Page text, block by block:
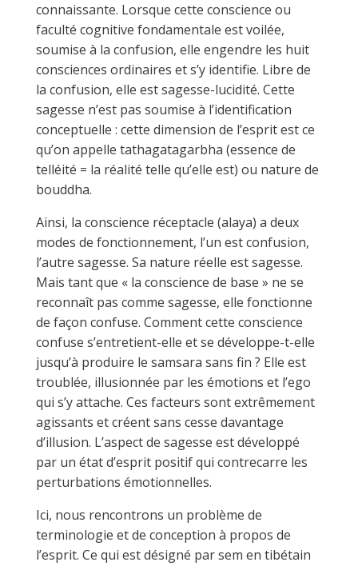
connaissante. Lorsque cette conscience ou
faculté cognitive fondamentale est voilée,
soumise à la confusion, elle engendre les huit
consciences ordinaires et s’y identifie. Libre de
la confusion, elle est sagesse-lucidité. Cette
sagesse n’est pas soumise à l’identification
conceptuelle : cette dimension de l’esprit est ce
qu’on appelle tathagatagarbha (essence de
telléité = la réalité telle qu’elle est) ou nature de
bouddha.
Ainsi, la conscience réceptacle (alaya) a deux
modes de fonctionnement, l’un est confusion,
l’autre sagesse. Sa nature réelle est sagesse.
Mais tant que « la conscience de base » ne se
reconnaît pas comme sagesse, elle fonctionne
de façon confuse. Comment cette conscience
confuse s’entretient-elle et se développe-t-elle
jusqu’à produire le samsara sans fin ? Elle est
troublée, illusionnée par les émotions et l’ego
qui s’y attache. Ces facteurs sont extrêmement
agissants et créent sans cesse davantage
d’illusion. L’aspect de sagesse est développé
par un état d’esprit positif qui contrecarre les
perturbations émotionnelles.
Ici, nous rencontrons un problème de
terminologie et de conception à propos de
l’esprit. Ce qui est désigné par sem en tibétain